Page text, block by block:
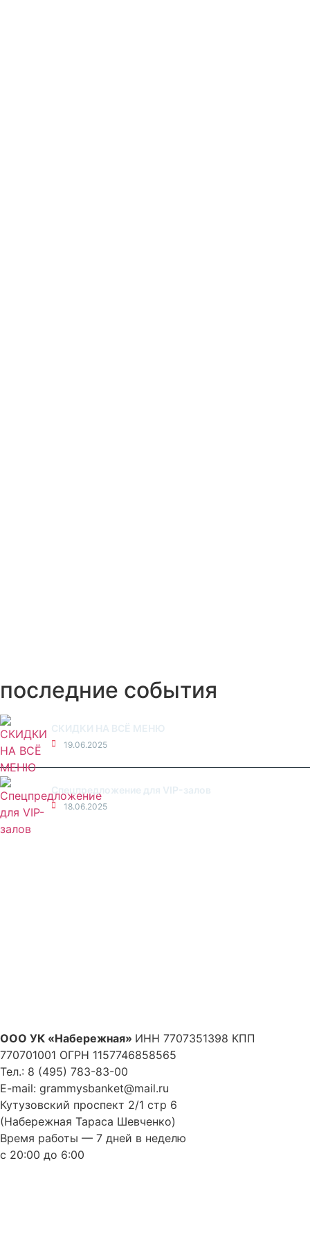
последние события
СКИДКИ НА ВСЁ МЕНЮ
19.06.2025
Спецпредложение для VIP-залов
18.06.2025
ООО УК «Набережная» ИНН 7707351398 КПП
770701001 ОГРН 1157746858565
Тел.: 8 (495) 783-83-00
E-mail: grammysbanket@mail.ru
Кутузовский проспект 2/1 стр 6
(Набережная Тараса Шевченко)
Время работы — 7 дней в неделю
с 20:00 до 6:00